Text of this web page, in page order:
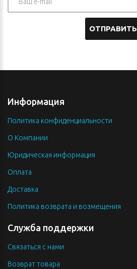
ОТПРАВИТЬ
Информация
Политика конфиденциальности
О Компании
Юридическая информация
Оплата
Доставка
Политика возврата и возмещения
Служба поддержки
Связаться с нами
Возврат товара